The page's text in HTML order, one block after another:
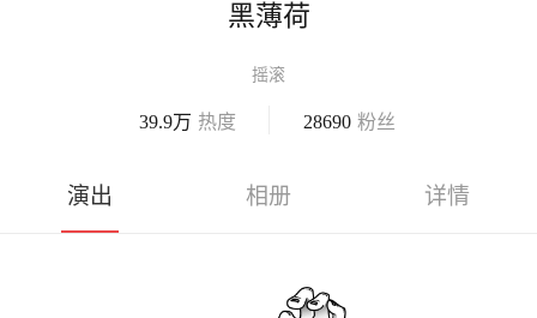
黑薄荷
摇滚
39.9万 热度 28690 粉丝
演出 相册 详情